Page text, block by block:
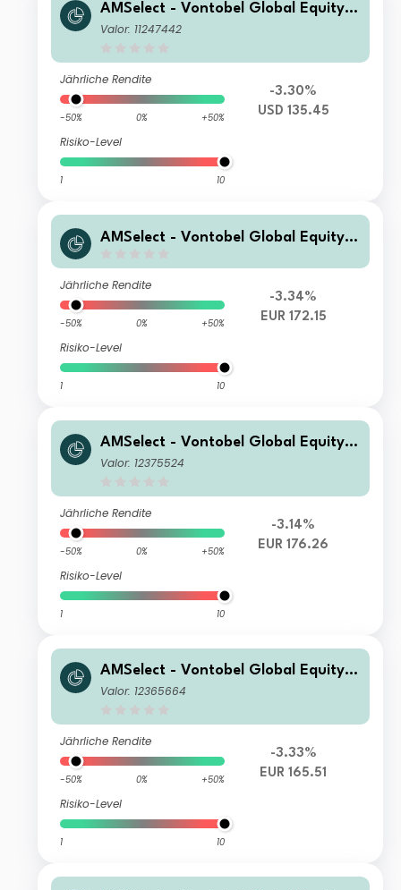
AMSelect - Vontobel Global Equity E
merging I Acc USD
Valor: 11247442
Jährliche Rendite
-50% 0% +50%
Risiko-Level
1 10
-3.30%
USD 135.45
AMSelect - Vontobel Global Equity E
Jährliche Rendite
-50% 0% +50%
Risiko-Level
1 10
-3.34%
EUR 172.15
AMSelect - Vontobel Global Equity E
merging Privilege Acc EUR
Valor: 12375524
Jährliche Rendite
-50% 0% +50%
Risiko-Level
1 10
-3.14%
EUR 176.26
AMSelect - Vontobel Global Equity E
merging Classic RH Acc EUR
Valor: 12365664
Jährliche Rendite
-50% 0% +50%
Risiko-Level
1 10
-3.33%
EUR 165.51